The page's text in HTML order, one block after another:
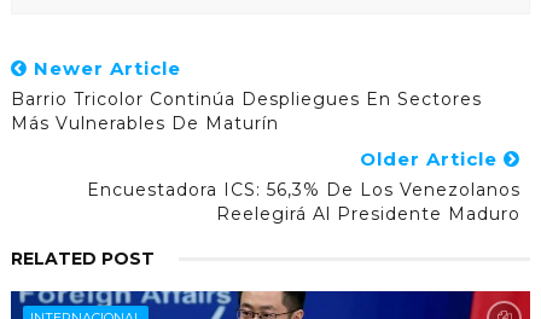
Newer Article
Barrio Tricolor Continúa Despliegues En Sectores
Más Vulnerables De Maturín
Older Article
Encuestadora ICS: 56,3% De Los Venezolanos
Reelegirá Al Presidente Maduro
RELATED POST